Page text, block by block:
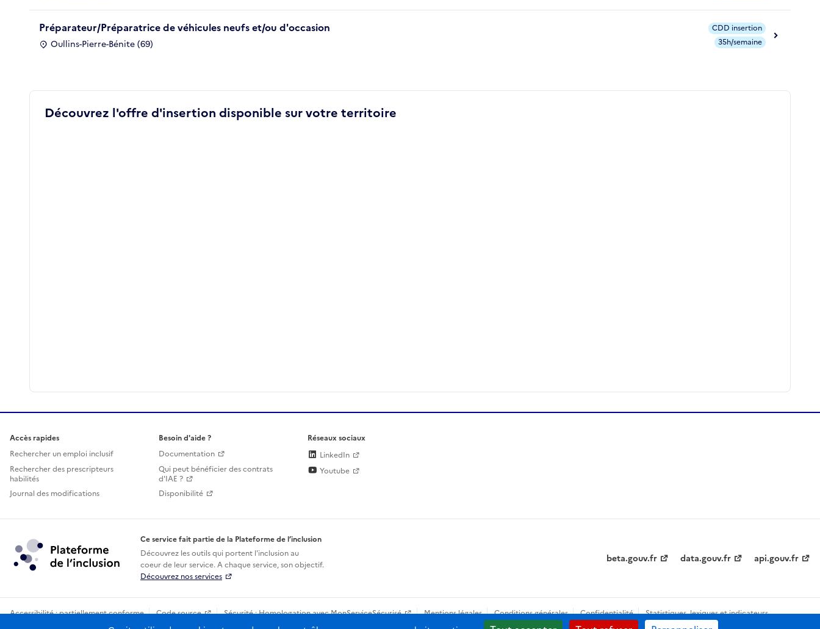
Préparateur/Préparatrice de véhicules neufs et/ou d'occasion
Oullins-Pierre-Bénite (69)
CDD insertion
35h/semaine
Découvrez l'offre d'insertion disponible sur votre territoire
Accès rapides
Rechercher un emploi inclusif
Rechercher des prescripteurs
habilités
Journal des modifications
Besoin d'aide ?
Documentation
Qui peut bénéficier des contrats
d'IAE ?
Disponibilité
Réseaux sociaux
LinkedIn
Youtube
Ce service fait partie de la Plateforme de l’inclusion
Découvrez les outils qui portent l'inclusion au
coeur de leur service. A chaque service, son objectif.
Découvrez nos services
beta.gouv.fr data.gouv.fr api.gouv.fr
Accessibilité : partiellement conforme Code source Sécurité : Homologation avec MonServiceSécurisé Mentions légales Conditions générales Confidentialité
Statistiques, lexiques et indicateurs